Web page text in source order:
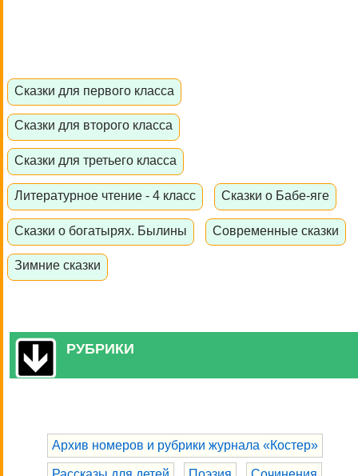
Сказки для первого класса
Сказки для второго класса
Сказки для третьего класса
Литературное чтение - 4 класс Сказки о Бабе-яге
Сказки о богатырях. Былины Современные сказки
Зимние сказки
РУБРИКИ
Архив номеров и рубрики журнала «Костер»